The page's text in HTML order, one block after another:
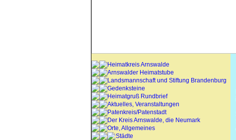
Heimatkreis Arnswalde
Arnswalder Heimatstube
Landsmannschaft und Stiftung Brandenburg
Gedenksteine
Heimatgruß Rundbrief
Aktuelles, Veranstaltungen
Patenkreis/Patenstadt
Der Kreis Arnswalde, die Neumark
Orte, Allgemeines
Städte